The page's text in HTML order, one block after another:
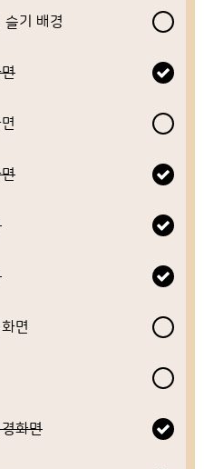
슬기 배경
면
화면